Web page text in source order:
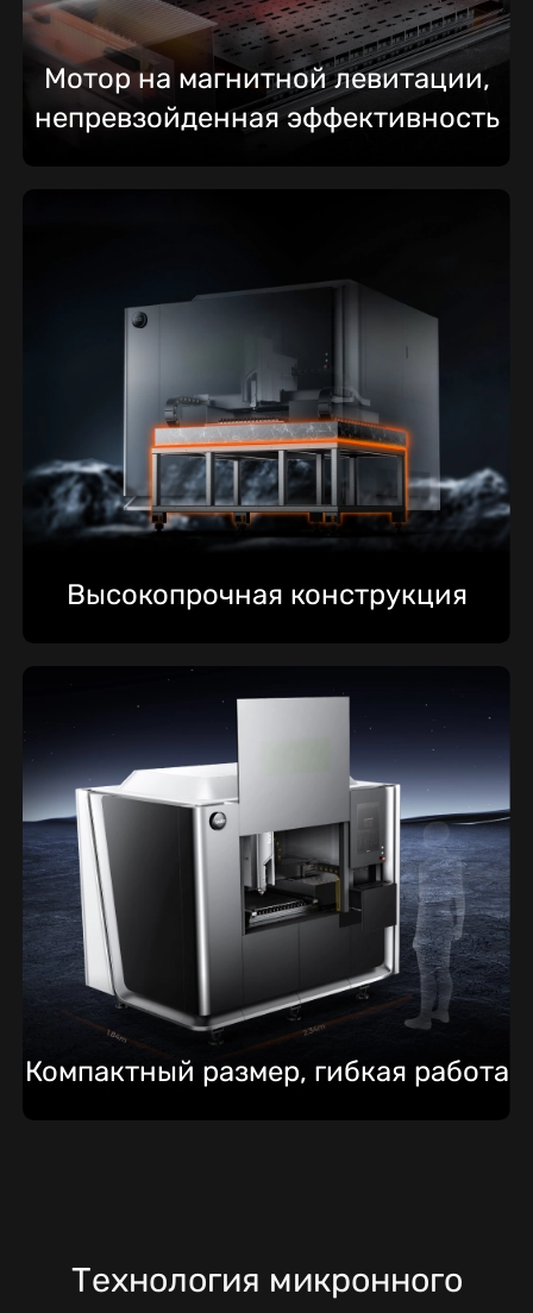
Мотор на магнитной левитации,
непревзойденная эффективность
Высокопрочная конструкция
Компактный размер, гибкая работа
Технология микронного